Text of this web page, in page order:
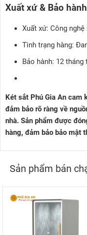
Xuất xứ & Bảo hành
Xuất xứ: Công nghệ
Tình trạng hàng:
Bảo hành: 12 tháng
Két sắt Phú Gia An cam
đảm bảo rõ ràng về
nhà. Sản phẩm được
hàng, đảm bảo bảo mật
Sản phẩm bán